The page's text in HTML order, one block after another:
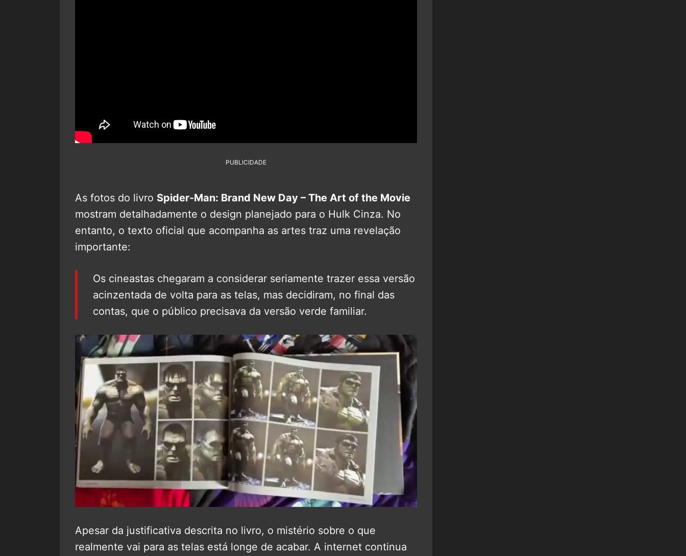
PUBLICIDADE
As fotos do livro Spider-Man: Brand New Day – The Art of the Movie
mostram detalhadamente o design planejado para o Hulk Cinza. No
entanto, o texto oficial que acompanha as artes traz uma revelação
importante:
Os cineastas chegaram a considerar seriamente trazer essa versão
acinzentada de volta para as telas, mas decidiram, no final das
contas, que o público precisava da versão verde familiar.
Apesar da justificativa descrita no livro, o mistério sobre o que
realmente vai para as telas está longe de acabar. A internet continua